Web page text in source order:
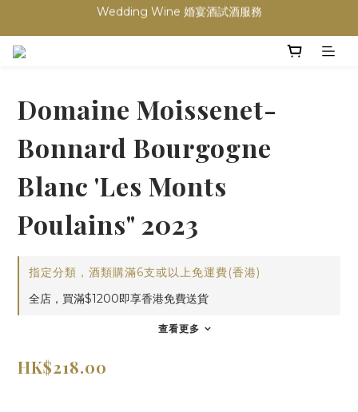
買滿任何酒類 六支 或買滿 $1200 (不限支數) 皆可享免費送貨
Domaine Moissenet-
Bonnard Bourgogne
Blanc 'Les Monts
Poulains" 2023
指定分類，酒類購滿6支或以上免運費(香港)
全店，買滿$1200即享香港免費送貨
查看更多
HK$218.00